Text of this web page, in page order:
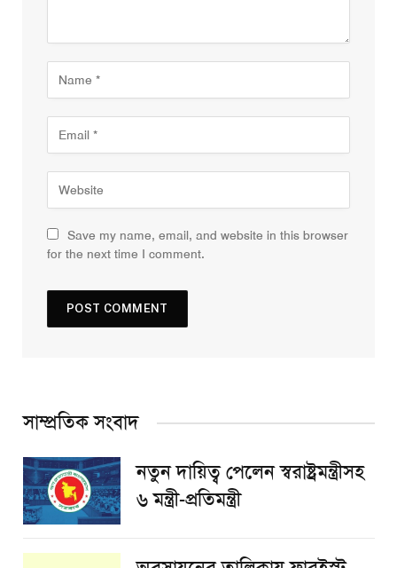
Save my name, email, and website in this browser
for the next time I comment.
সাম্প্রতিক সংবাদ
নতুন দায়িত্ব পেলেন স্বরাষ্ট্রমন্ত্রীসহ
৬ মন্ত্রী-প্রতিমন্ত্রী